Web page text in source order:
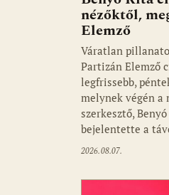
nézőktől,
Elemző
Váratlan
Partizán Elemző
legfrissebb,
melynek végén a
szerkesztő,
bejelentette a
2026.08.07.